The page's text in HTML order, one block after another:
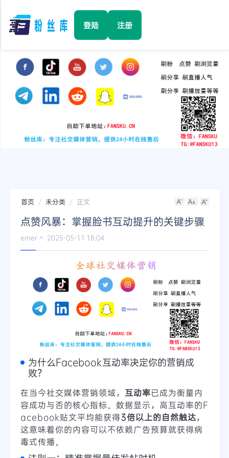
☰ 登陆 注册
Facebook
TikTok
YouTube
Twitter
Telegram
更多
首页 未分类 正文
点赞风暴：掌握脸书互动提升的关键步骤
emer 2025-05-11 18:04
为什么Facebook互动率决定你的营销成
败？
在当今社交媒体营销领域， 互动率已成为衡量内
容成功与否的核心指标。数据显示，高互动率的F
acebook贴文平均能获得3倍以上的自然触达，
这意味着你的内容可以不依赖广告预算就获得病
毒式传播。